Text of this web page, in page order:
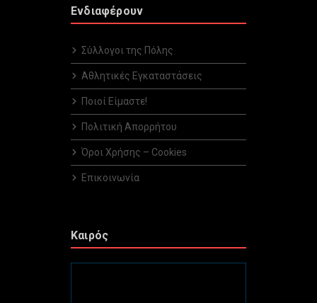
Ενδιαφέρουν
Σύλλογοι της Πόλης
Αθλητικές Εγκαταστάσεις
Ποιοί Είμαστε!
Πολιτική Απορρήτου
Όροι Χρήσης – Cookies
Επικοινωνία
Καιρός